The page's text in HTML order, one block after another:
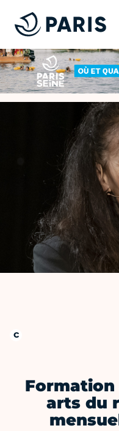
arts du